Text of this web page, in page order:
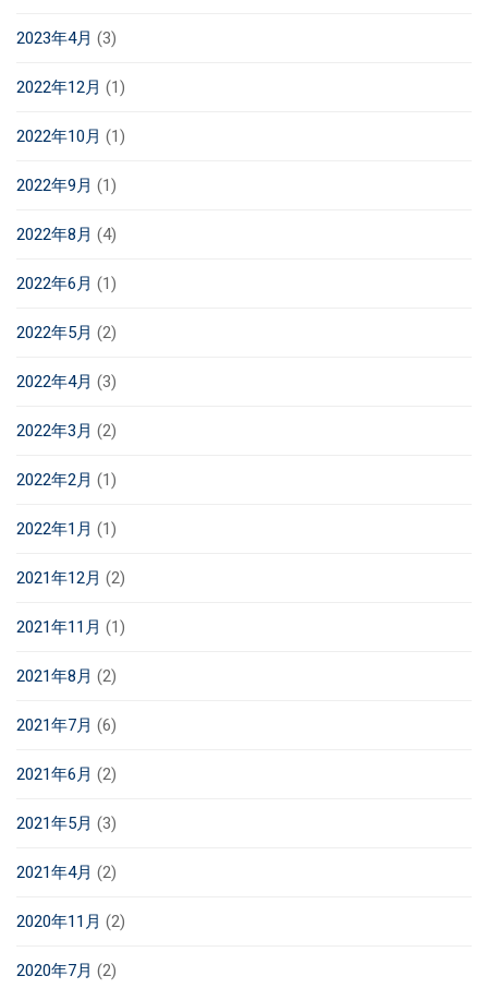
2023年4月 (3)
2022年12月 (1)
2022年10月 (1)
2022年9月 (1)
2022年8月 (4)
2022年6月 (1)
2022年5月 (2)
2022年4月 (3)
2022年3月 (2)
2022年2月 (1)
2022年1月 (1)
2021年12月 (2)
2021年11月 (1)
2021年8月 (2)
2021年7月 (6)
2021年6月 (2)
2021年5月 (3)
2021年4月 (2)
2020年11月 (2)
2020年7月 (2)